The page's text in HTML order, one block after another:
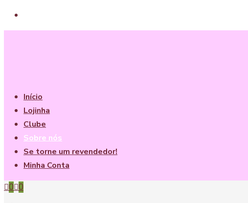
Início
Lojinha
Clube
Sobre nós
Se torne um revendedor!
Minha Conta
0 0